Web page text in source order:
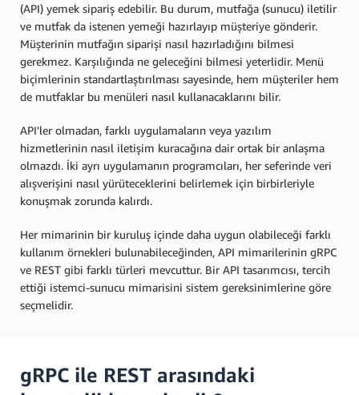
(API) yemek sipariş edebilir. Bu durum, mutfağa (sunucu) iletilir
ve mutfak da istenen yemeği hazırlayıp müşteriye gönderir.
Müşterinin mutfağın siparişi nasıl hazırladığını bilmesi
gerekmez. Karşılığında ne geleceğini bilmesi yeterlidir. Menü
biçimlerinin standartlaştırılması sayesinde, hem müşteriler hem
de mutfaklar bu menüleri nasıl kullanacaklarını bilir.
API'ler olmadan, farklı uygulamaların veya yazılım
hizmetlerinin nasıl iletişim kuracağına dair ortak bir anlaşma
olmazdı. İki ayrı uygulamanın programcıları, her seferinde veri
alışverişini nasıl yürüteceklerini belirlemek için birbirleriyle
konuşmak zorunda kalırdı.
Her mimarinin bir kuruluş içinde daha uygun olabileceği farklı
kullanım örnekleri bulunabileceğinden, API mimarilerinin gRPC
ve REST gibi farklı türleri mevcuttur. Bir API tasarımcısı, tercih
ettiği istemci-sunucu mimarisini sistem gereksinimlerine göre
seçmelidir.
gRPC ile REST arasındaki